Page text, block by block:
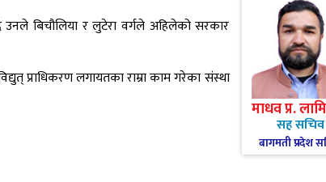
उनले बिचौलिया र लुटेरा वर्गले अहिलेको सरकार
प्राधिकरण लगायतका राम्रा काम गरेका संस्था
माधव प्र.
सह सचिव
बागमती प्रदेश